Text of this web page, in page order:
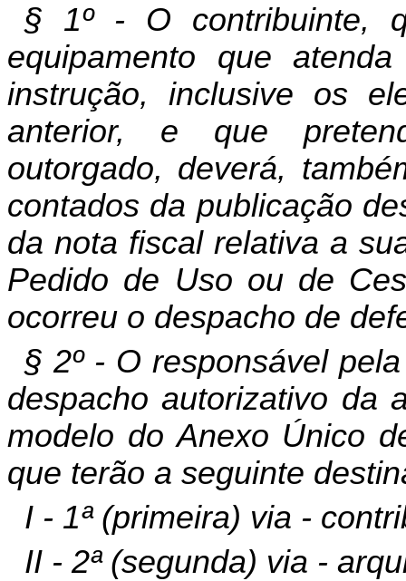
§ 1º - O contribuinte,
equipamento que
instrução, inclusive os
anterior, e que
outorgado, deverá,
contados da publicação
da nota fiscal relativa a
Pedido de Uso ou de
ocorreu o despacho de
§ 2º - O responsável
despacho autorizativo da
modelo do Anexo Único
que terão a seguinte
I - 1ª (primeira) via -
II - 2ª (segunda) via -